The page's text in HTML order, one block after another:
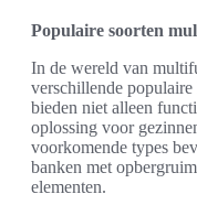
Populaire soorten
In de wereld van
verschillende populaire
bieden niet alleen
oplossing voor
voorkomende types
banken met
elementen.